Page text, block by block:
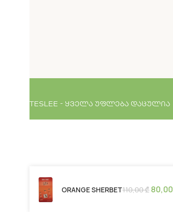
TESLEE - ყველა უფლება დაცულია
ORANGE SHERBET110,00₾ 80,00